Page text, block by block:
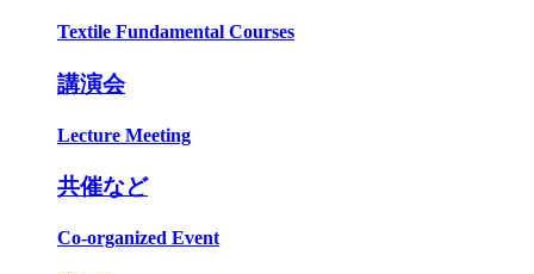
Textile Fundamental Courses
講演会
Lecture Meeting
共催など
Co-organized Event